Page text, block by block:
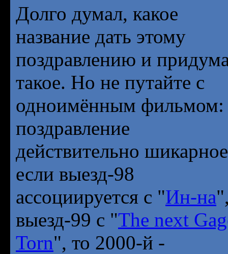
Долго думал, какое
название дать этому
поздравлению и
такое. Но не путайте с
одноимённым фильмом:
поздравление
действительно
если выезд-98
ассоциируется с "Ин-на
выезд-99 с "The next
Torn", то 2000-й -